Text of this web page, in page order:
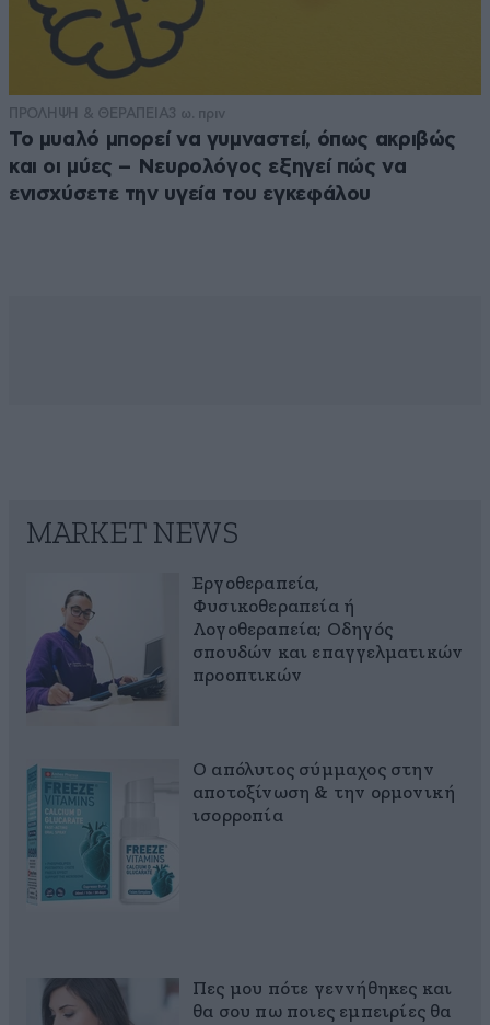
ΠΡΟΛΗΨΗ & ΘΕΡΑΠΕΙΑ3 ω. πριν
Το μυαλό μπορεί να γυμναστεί, όπως ακριβώς
και οι μύες – Νευρολόγος εξηγεί πώς να
ενισχύσετε την υγεία του εγκεφάλου
MARKET NEWS
Εργοθεραπεία,
Φυσικοθεραπεία ή
Λογοθεραπεία; Οδηγός
σπουδών και επαγγελματικών
προοπτικών
Ο απόλυτος σύμμαχος στην
αποτοξίνωση & την ορμονική
ισορροπία
Πες μου πότε γεννήθηκες και
θα σου πω ποιες εμπειρίες θα